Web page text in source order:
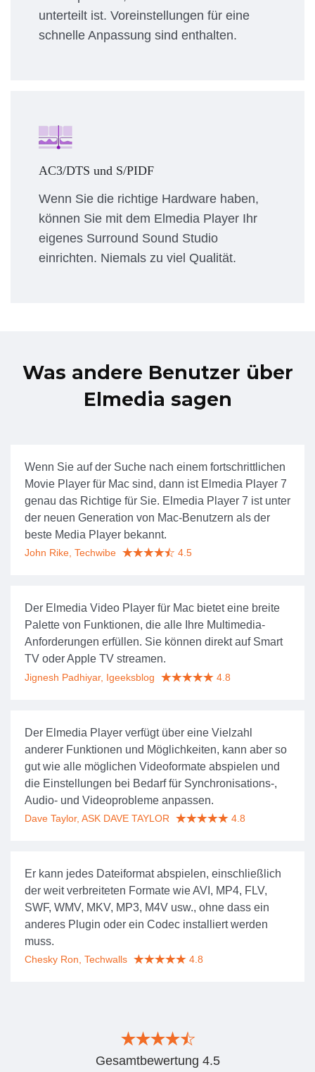
unterteilt ist. Voreinstellungen für eine
schnelle Anpassung sind enthalten.
AC3/DTS und S/PIDF
Wenn Sie die richtige Hardware haben,
können Sie mit dem Elmedia Player Ihr
eigenes Surround Sound Studio
einrichten. Niemals zu viel Qualität.
Was andere Benutzer über
Elmedia sagen
Wenn Sie auf der Suche nach einem fortschrittlichen
Movie Player für Mac sind, dann ist Elmedia Player 7
genau das Richtige für Sie. Elmedia Player 7 ist unter
der neuen Generation von Mac-Benutzern als der
beste Media Player bekannt.
John Rike, Techwibe 4.5
Der Elmedia Video Player für Mac bietet eine breite
Palette von Funktionen, die alle Ihre Multimedia-
Anforderungen erfüllen. Sie können direkt auf Smart
TV oder Apple TV streamen.
Jignesh Padhiyar, Igeeksblog 4.8
Der Elmedia Player verfügt über eine Vielzahl
anderer Funktionen und Möglichkeiten, kann aber so
gut wie alle möglichen Videoformate abspielen und
die Einstellungen bei Bedarf für Synchronisations-,
Audio- und Videoprobleme anpassen.
Dave Taylor, ASK DAVE TAYLOR 4.8
Er kann jedes Dateiformat abspielen, einschließlich
der weit verbreiteten Formate wie AVI, MP4, FLV,
SWF, WMV, MKV, MP3, M4V usw., ohne dass ein
anderes Plugin oder ein Codec installiert werden
muss.
Chesky Ron, Techwalls 4.8
Gesamtbewertung 4.5